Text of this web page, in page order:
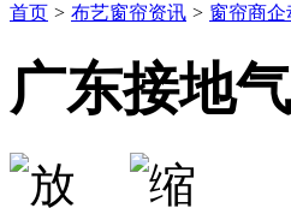
首页 > 布艺窗帘资讯 > 窗帘商企
广东接地